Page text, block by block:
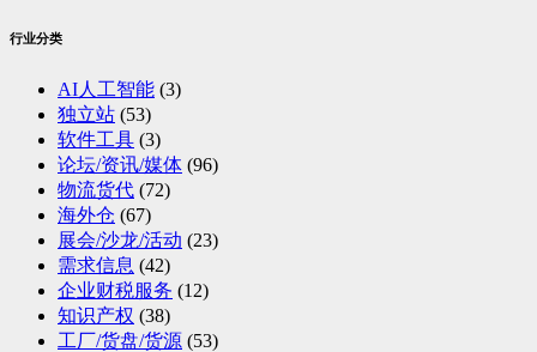
行业分类
AI人工智能 (3)
独立站 (53)
软件工具 (3)
论坛/资讯/媒体 (96)
物流货代 (72)
海外仓 (67)
展会/沙龙/活动 (23)
需求信息 (42)
企业财税服务 (12)
知识产权 (38)
工厂/货盘/货源 (53)